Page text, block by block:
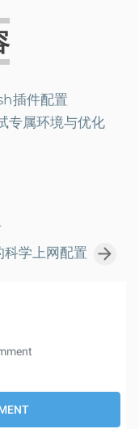
插件配置
专属环境与优化
学上网配置